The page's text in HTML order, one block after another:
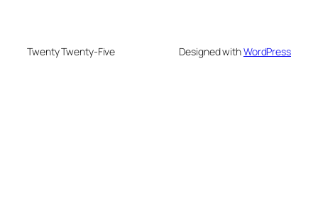
Twenty Twenty-Five Designed withWordPress